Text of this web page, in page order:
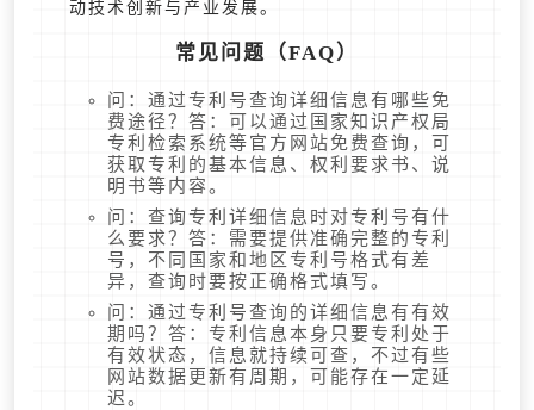
动技术创新与产业发展。
常见问题（FAQ）
问：通过专利号查询详细信息有哪些免
费途径？答：可以通过国家知识产权局
专利检索系统等官方网站免费查询，可
获取专利的基本信息、权利要求书、说
明书等内容。
问：查询专利详细信息时对专利号有什
么要求？答：需要提供准确完整的专利
号，不同国家和地区专利号格式有差
异，查询时要按正确格式填写。
问：通过专利号查询的详细信息有有效
期吗？答：专利信息本身只要专利处于
有效状态，信息就持续可查，不过有些
网站数据更新有周期，可能存在一定延
迟。